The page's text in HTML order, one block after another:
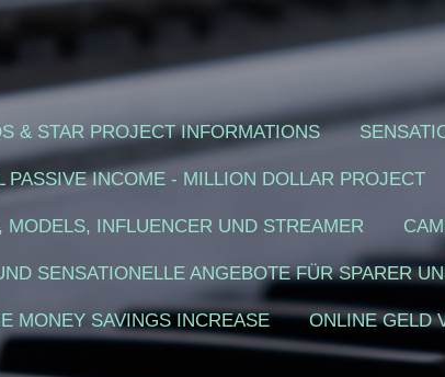
& STAR PROJECT INFORMATIONS
PASSIVE INCOME - MILLION DOLLAR PROJECT
INFLUENCER UND STREAMER
SENSATIONELLE ANGEBOTE FÜR SPARER
MONEY SAVINGS INCREASE ONLINE GELD